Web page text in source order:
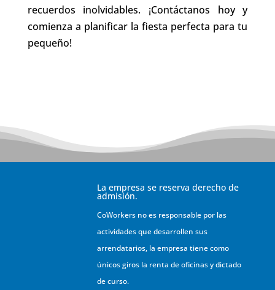
recuerdos inolvidables. ¡Contáctanos hoy y
comienza a planificar la fiesta perfecta para tu
pequeño!
La empresa se reserva derecho de
admisión.
CoWorkers no es responsable por las
actividades que desarrollen sus
arrendatarios, la empresa tiene como
únicos giros la renta de oficinas y dictado
de curso.